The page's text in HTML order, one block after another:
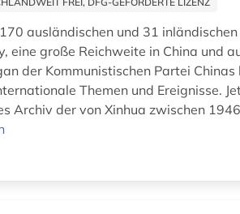
ausländischen und 31
eine große Reichweite in China und
der Kommunistischen Partei
Themen und Ereignisse.
Archiv der von Xinhua zwischen